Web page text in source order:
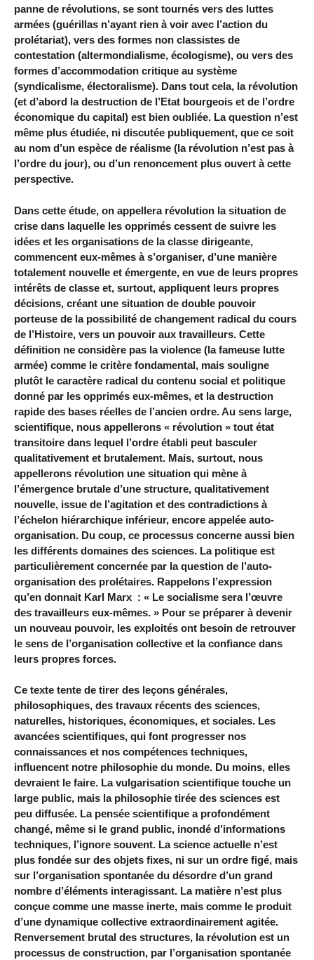
panne de révolutions, se sont tournés vers des luttes
armées (guérillas n’ayant rien à voir avec l’action du
prolétariat), vers des formes non classistes de
contestation (altermondialisme, écologisme), ou vers des
formes d’accommodation critique au système
(syndicalisme, électoralisme). Dans tout cela, la révolution
(et d’abord la destruction de l’Etat bourgeois et de l’ordre
économique du capital) est bien oubliée. La question n’est
même plus étudiée, ni discutée publiquement, que ce soit
au nom d’un espèce de réalisme (la révolution n’est pas à
l’ordre du jour), ou d’un renoncement plus ouvert à cette
perspective.
Dans cette étude, on appellera révolution la situation de
crise dans laquelle les opprimés cessent de suivre les
idées et les organisations de la classe dirigeante,
commencent eux-mêmes à s’organiser, d’une manière
totalement nouvelle et émergente, en vue de leurs propres
intérêts de classe et, surtout, appliquent leurs propres
décisions, créant une situation de double pouvoir
porteuse de la possibilité de changement radical du cours
de l’Histoire, vers un pouvoir aux travailleurs. Cette
définition ne considère pas la violence (la fameuse lutte
armée) comme le critère fondamental, mais souligne
plutôt le caractère radical du contenu social et politique
donné par les opprimés eux-mêmes, et la destruction
rapide des bases réelles de l’ancien ordre. Au sens large,
scientifique, nous appellerons « révolution » tout état
transitoire dans lequel l’ordre établi peut basculer
qualitativement et brutalement. Mais, surtout, nous
appellerons révolution une situation qui mène à
l’émergence brutale d’une structure, qualitativement
nouvelle, issue de l’agitation et des contradictions à
l’échelon hiérarchique inférieur, encore appelée auto-
organisation. Du coup, ce processus concerne aussi bien
les différents domaines des sciences. La politique est
particulièrement concernée par la question de l’auto-
organisation des prolétaires. Rappelons l’expression
qu’en donnait Karl Marx : « Le socialisme sera l’œuvre
des travailleurs eux-mêmes. » Pour se préparer à devenir
un nouveau pouvoir, les exploités ont besoin de retrouver
le sens de l’organisation collective et la confiance dans
leurs propres forces.
Ce texte tente de tirer des leçons générales,
philosophiques, des travaux récents des sciences,
naturelles, historiques, économiques, et sociales. Les
avancées scientifiques, qui font progresser nos
connaissances et nos compétences techniques,
influencent notre philosophie du monde. Du moins, elles
devraient le faire. La vulgarisation scientifique touche un
large public, mais la philosophie tirée des sciences est
peu diffusée. La pensée scientifique a profondément
changé, même si le grand public, inondé d’informations
techniques, l’ignore souvent. La science actuelle n’est
plus fondée sur des objets fixes, ni sur un ordre figé, mais
sur l’organisation spontanée du désordre d’un grand
nombre d’éléments interagissant. La matière n’est plus
conçue comme une masse inerte, mais comme le produit
d’une dynamique collective extraordinairement agitée.
Renversement brutal des structures, la révolution est un
processus de construction, par l’organisation spontanée